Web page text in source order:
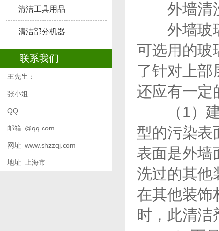
清洁工具用品
清洁部分机器
联系我们
王先生：
张小姐:
QQ:
邮箱: @qq.com
网址: www.shzzqj.com
地址: 上海市
外墙清
外墙玻璃
可选用的玻
了针对上部
还应有一定
（1）建
型的污染表
表面是外墙
洗过的其他
在其他装饰
时，此清洁